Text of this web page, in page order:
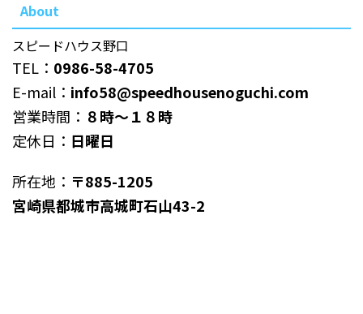
About
スピードハウス野口
TEL： 0986-58-4705
E-mail： info58@speedhousenoguchi.com
営業時間： ８時～１８時
定休日： 日曜日
所在地： 〒885-1205
宮崎県都城市高城町石山43-2